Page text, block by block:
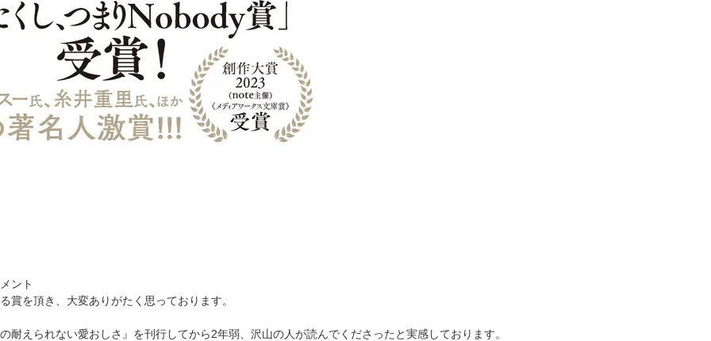
ント
賞を頂き、大変ありがたく思っております。
耐えられない愛おしさ』を刊行してから2年弱、沢山の人が読んでくださったと実感しております。